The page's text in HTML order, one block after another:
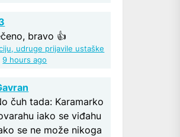
bravo 👍
udruge prijavile ustaške
9 hours ago
čuh tada: Karamarko
iako se viđahu
se ne može nikoga